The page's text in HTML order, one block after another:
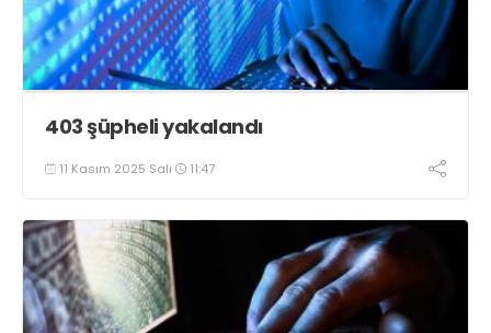
403 şüpheli yakalandı
11 Kasım 2025 Salı 11:47